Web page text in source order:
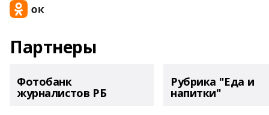
Партнеры
Фотобанк
журналистов РБ
Рубрика "Еда и
напитки"